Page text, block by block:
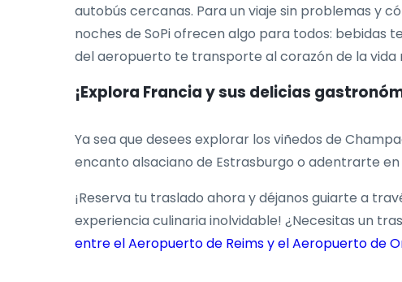
autobús cercanas. Para un viaje sin problemas y
noches de SoPi ofrecen algo para todos: bebidas
del aeropuerto te transporte al corazón de la vida
¡Explora Francia y sus delicias
Ya sea que desees explorar los viñedos de
encanto alsaciano de Estrasburgo o adentrarte
¡Reserva tu traslado ahora y déjanos guiarte a
experiencia culinaria inolvidable! ¿Necesitas un
entre el Aeropuerto de Reims y el Aeropuerto de